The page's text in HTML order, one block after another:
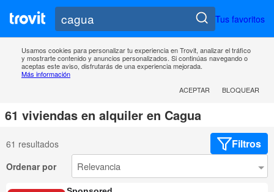
Tus favoritos
Usamos cookies para personalizar tu experiencia en Trovit, analizar el tráfico
y mostrarte contenido y anuncios personalizados. Si continúas navegando o
aceptas este aviso, disfrutarás de una experiencia mejorada.
Más información
ACEPTAR
BLOQUEAR
61 viviendas en alquiler en Cagua
61 resultados Filtros
Ordenar por